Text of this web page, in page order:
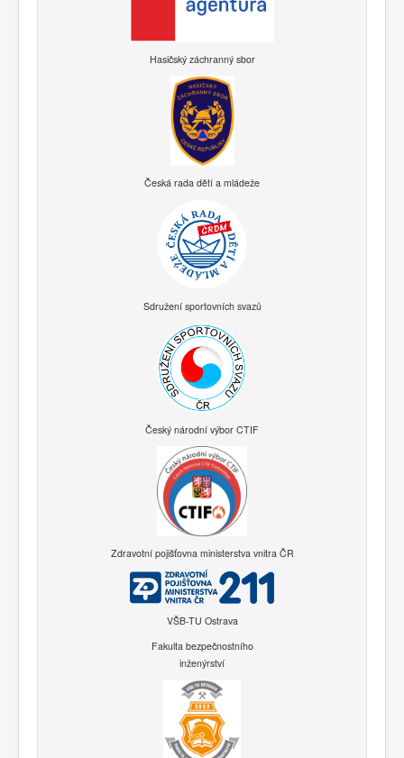
Hasičský záchranný sbor
Česká rada dětí a mládeže
Sdružení sportovních svazů
Český národní výbor CTIF
Zdravotní pojišťovna ministerstva vnitra ČR
VŠB-TU Ostrava
Fakulta bezpečnostního
inženýrství